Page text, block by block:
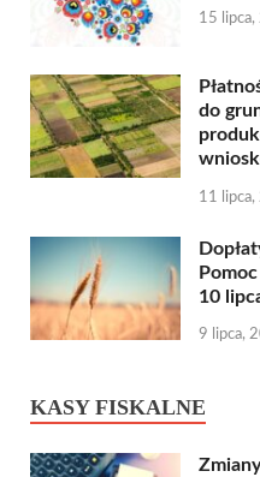
15
do
11
10
9 lipca,
KASY FISKALNE